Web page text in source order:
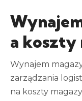
a koszty
Wynajem
zarządzania
na koszty